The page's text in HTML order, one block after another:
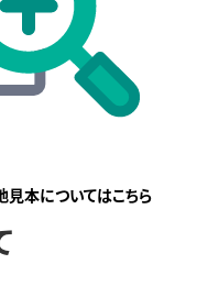
見本についてはこちら